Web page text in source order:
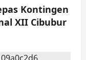
Kontingen
XII Cibubur